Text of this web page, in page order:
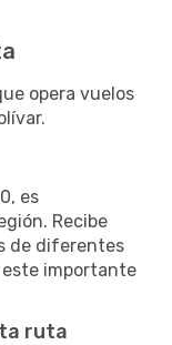
opera vuelos
es
Recibe
de diferentes
este importante
ruta